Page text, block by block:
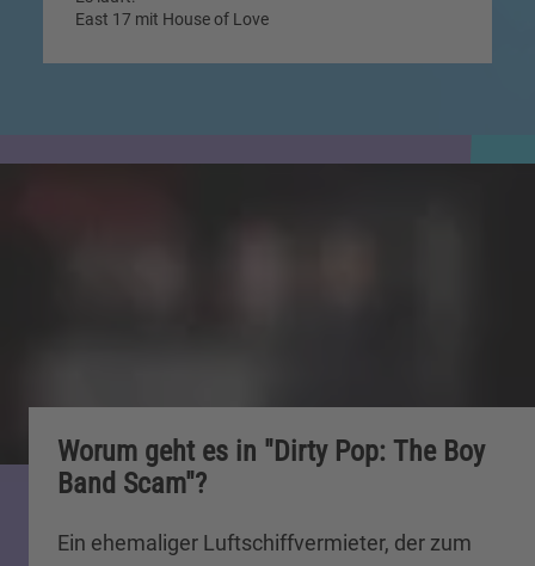
East 17 mit House of Love
Worum geht es in "Dirty Pop: The Boy
Band Scam"?
Ein ehemaliger Luftschiffvermieter, der zum